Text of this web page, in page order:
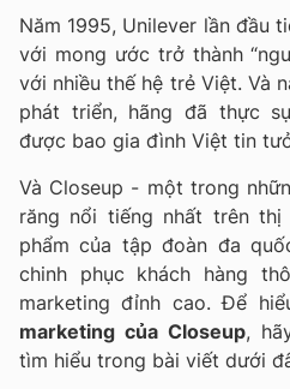
Năm 1995, Unilever lần đầu
với mong ước trở thành
với nhiều thế hệ trẻ Việt. Và
phát triển, hãng đã thực
được bao gia đình Việt tin
Và Closeup - một trong
răng nổi tiếng nhất trên
phẩm của tập đoàn đa
chinh phục khách hàng
marketing đỉnh cao. Để
marketing của Closeup,
tìm hiểu trong bài viết dưới